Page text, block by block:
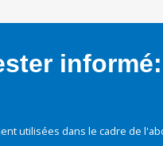
informé:
utilisées dans le cadre de